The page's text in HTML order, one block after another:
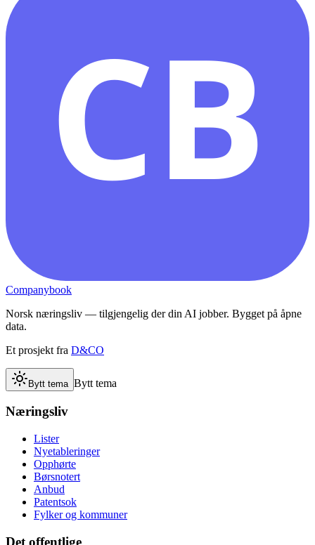
CB
Companybook
Norsk næringsliv — tilgjengelig der din AI jobber. Bygget på åpne
data.
Et prosjekt fra D&CO
Bytt tema Bytt tema
Næringsliv
Lister
Nyetableringer
Opphørte
Børsnotert
Anbud
Patentsok
Fylker og kommuner
Det offentlige